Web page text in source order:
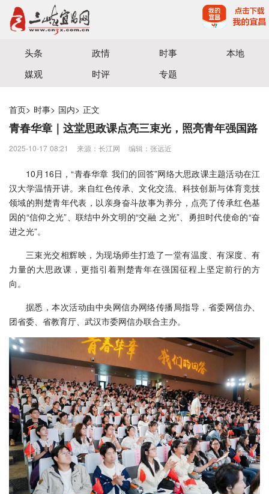
宜昌三峡融媒体中心主办
头条 政情 时事
本地
媒观
时评 专题
首页> 时事> 国内> 正文
青春华章｜这堂思政课点亮三束光，照亮青年强国路
2025-10-17 08:21 来源：长江网 编辑：张远近
10月16日，“青春华章 我们的回答”网络大思政课主题活动在江
汉大学温情开讲。来自红色传承、文化交流、科技创新与体育竞技
领域的荆楚青年代表，以亲身奋斗故事为养分，点亮了传承红色基
因的“信仰之光”、联结中外文明的“交融 之光”、勇担时代使命的“奋
进之光”。
三束光交相辉映，为现场师生打造了一堂有温度、有深度、有
力量的大思政课，更指引着荆楚青年在强国征程上坚定前行的方
向。
据悉，本次活动由中央网信办网络传播局指导，省委网信办、
团省委、省教育厅、武汉市委网信办联合主办。